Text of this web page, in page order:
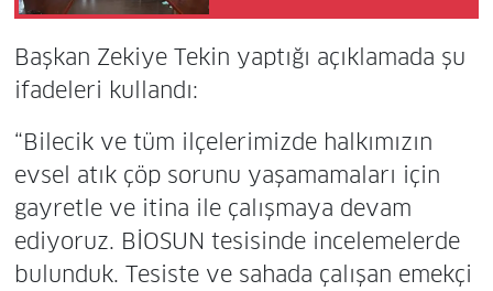
Başkan Zekiye Tekin yaptığı açıklamada şu
ifadeleri kullandı:
“Bilecik ve tüm ilçelerimizde halkımızın
evsel atık çöp sorunu yaşamamaları için
gayretle ve itina ile çalışmaya devam
ediyoruz. BİOSUN tesisinde incelemelerde
bulunduk. Tesiste ve sahada çalışan emekçi